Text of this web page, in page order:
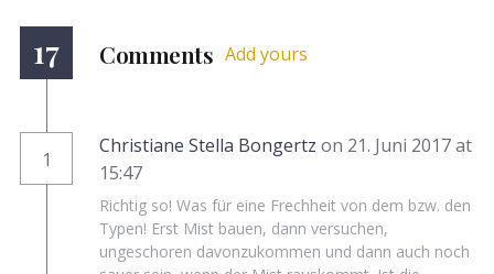
17 Comments Add yours
1
Christiane Stella Bongertz on 21. Juni 2017 at
15:47
Richtig so! Was für eine Frechheit von dem bzw. den
Typen! Erst Mist bauen, dann versuchen,
ungeschoren davonzukommen und dann auch noch